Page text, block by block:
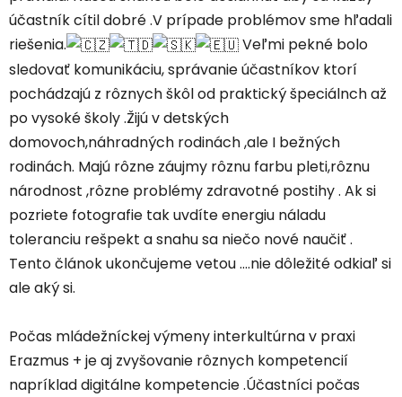
účastník cítil dobré .V prípade problémov sme hľadali
riešenia.
Veľmi pekné bolo
sledovať komunikáciu, správanie účastníkov ktorí
pochádzajú z rôznych škôl od praktický špeciálnch až
po vysoké školy .Žijú v detských
domovoch,náhradných rodinách ,ale I bežných
rodinách. Majú rôzne záujmy rôznu farbu pleti,rôznu
národnost ,rôzne problémy zdravotné postihy . Ak si
pozriete fotografie tak uvdíte energiu náladu
toleranciu rešpekt a snahu sa niečo nové naučiť .
Tento článok ukončujeme vetou ....nie dôležité odkiaľ si
ale aký si.
Počas mládežníckej výmeny interkultúrna v praxi
Erazmus + je aj zvyšovanie rôznych kompetencií
napríklad digitálne kompetencie .Účastníci počas